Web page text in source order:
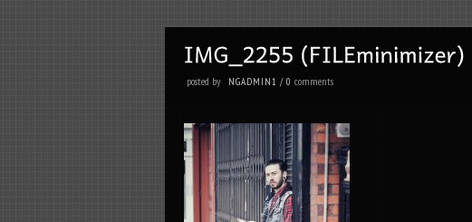
posted by NGADMIN1 / 0 comments